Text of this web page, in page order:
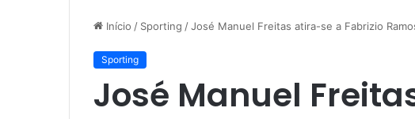
Início / Sporting /José Manuel Freitas atira-se a Fabrizio
Sporting
José Manuel